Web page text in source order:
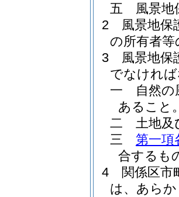
五
風景
2
風景地保
の所有者
3
風景地保
でなけれ
一
自然
あること
二
土地及
三
第一項
合するも
4
関係区市
は、あら